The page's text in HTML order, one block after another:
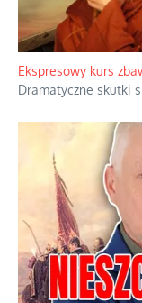
Ekspresowy kurs
Dramatyczne skutki